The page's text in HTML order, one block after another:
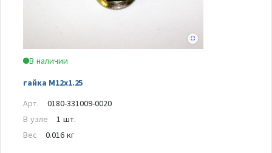
В наличии
гайка M12x1.25
Арт.
0180-331009-0020
В узле
1 шт.
Вес
0.016 кг